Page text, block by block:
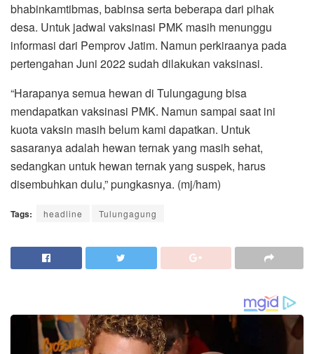
bhabinkamtibmas, babinsa serta beberapa dari pihak
desa. Untuk jadwal vaksinasi PMK masih menunggu
informasi dari Pemprov Jatim. Namun perkiraanya pada
pertengahan Juni 2022 sudah dilakukan vaksinasi.
“Harapanya semua hewan di Tulungagung bisa
mendapatkan vaksinasi PMK. Namun sampai saat ini
kuota vaksin masih belum kami dapatkan. Untuk
sasaranya adalah hewan ternak yang masih sehat,
sedangkan untuk hewan ternak yang suspek, harus
disembuhkan dulu,” pungkasnya. (mj/ham)
Tags: headline Tulungagung